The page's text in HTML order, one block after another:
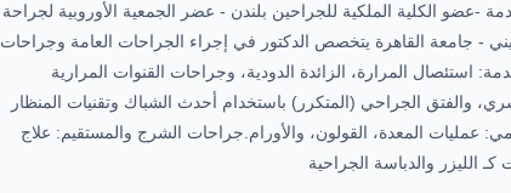
-عضو الكلية الملكية للجراحين بلندن - عضر الجمعية الأوروبية لجراحة
- جامعة القاهرة يتخصص الدكتور في إجراء الجراحات العامة وجراحات
استئصال المرارة، الزائدة الدودية، وجراحات القنوات المرارية
والفتق الجراحي (المتكرر) باستخدام أحدث الشباك وتقنيات المنظار
عمليات المعدة، القولون، والأورام.جراحات الشرج والمستقيم: علاج
الليزر والدباسة الجراحية